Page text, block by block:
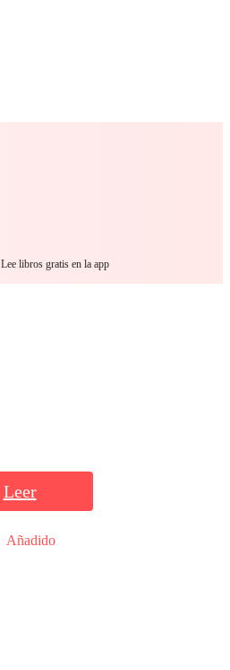
Lee libros gratis en la app
Leer
Añadido